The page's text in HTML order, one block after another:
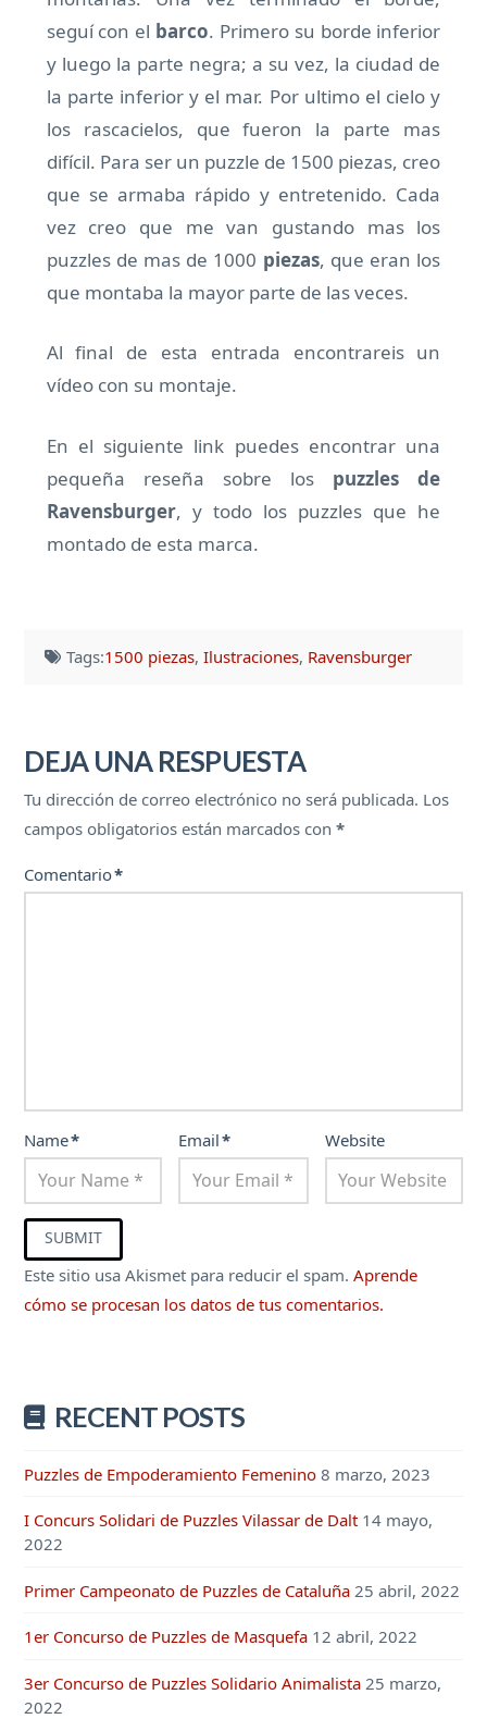
seguí con el barco. Primero su borde inferior
y luego la parte negra; a su vez, la ciudad de
la parte inferior y el mar. Por ultimo el cielo y
los rascacielos, que fueron la parte mas
difícil. Para ser un puzzle de 1500 piezas, creo
que se armaba rápido y entretenido. Cada
vez creo que me van gustando mas los
puzzles de mas de 1000 piezas, que eran los
que montaba la mayor parte de las veces.
Al final de esta entrada encontrareis un
vídeo con su montaje.
En el siguiente link puedes encontrar una
pequeña reseña sobre los puzzles de
Ravensburger, y todo los puzzles que he
montado de esta marca.
Tags:1500 piezas, Ilustraciones, Ravensburger
DEJA UNA RESPUESTA
Tu dirección de correo electrónico no será publicada. Los
campos obligatorios están marcados con*
Comentario*
Name* Email* Website
Este sitio usa Akismet para reducir el spam.Aprende
cómo se procesan los datos de tus comentarios.
RECENT POSTS
Puzzles de Empoderamiento Femenino 8 marzo, 2023
I Concurs Solidari de Puzzles Vilassar de Dalt 14 mayo,
2022
Primer Campeonato de Puzzles de Cataluña 25 abril, 2022
1er Concurso de Puzzles de Masquefa 12 abril, 2022
3er Concurso de Puzzles Solidario Animalista 25 marzo,
2022